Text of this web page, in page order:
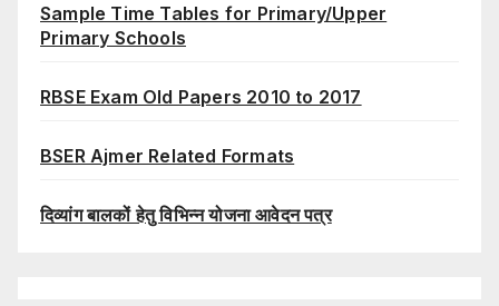
Sample Time Tables for Primary/Upper
Primary Schools
RBSE Exam Old Papers 2010 to 2017
BSER Ajmer Related Formats
दिव्यांग बालकों हेतु विभिन्न योजना आवेदन पत्र